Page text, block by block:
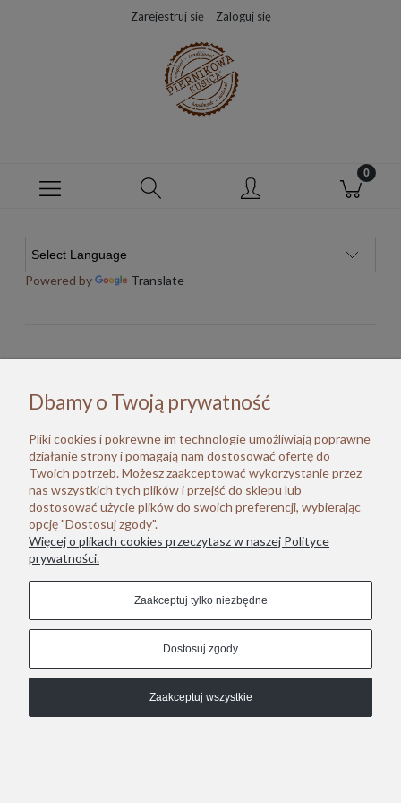
Zarejestruj się Zaloguj się
Powered by Translate
Nie znaleziono produktów spełniających podane
kryteria.
Stopka
COPYRIGHT © 2021 PIERNIKOWA KUSICA.
Pokaż pełną wersję strony
Dbamy o Twoją prywatność
Pliki cookies i pokrewne im technologie umożliwiają poprawne
działanie strony i pomagają nam dostosować ofertę do
Twoich potrzeb. Możesz zaakceptować wykorzystanie przez
nas wszystkich tych plików i przejść do sklepu lub
dostosować użycie plików do swoich preferencji, wybierając
opcję "Dostosuj zgody".
Więcej o plikach cookies przeczytasz w naszej Polityce
prywatności.
Zaakceptuj tylko niezbędne
Dostosuj zgody
Zaakceptuj wszystkie